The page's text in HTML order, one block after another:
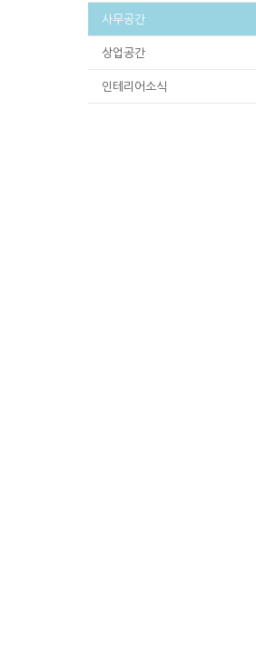
사무공간
상업공간
인테리어소식